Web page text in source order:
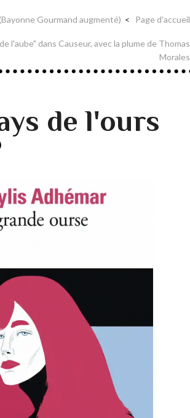
Gourmand augmenté) Page d'accueil
l'aube" dans Causeur, avec la plume de Thomas
Morales
de l'ours